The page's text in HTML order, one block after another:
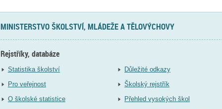
MINISTERSTVO ŠKOLSTVÍ, MLÁDEŽE A TĚLOVÝCHOVY
Rejstříky, databáze
Statistika školství
Pro veřejnost
O školské statistice
Důležité odkazy
Školský rejstřík
Přehled vysokých škol